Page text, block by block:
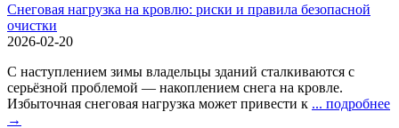
Снеговая нагрузка на кровлю: риски и правила безопасной
очистки
2026-02-20
С наступлением зимы владельцы зданий сталкиваются с
серьёзной проблемой — накоплением снега на кровле.
Избыточная снеговая нагрузка может привести к ... подробнее
→